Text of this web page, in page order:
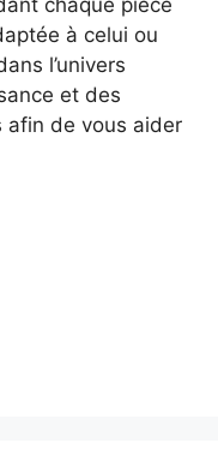
chaque pièce
à celui ou
l’univers
et des
afin de vous aider